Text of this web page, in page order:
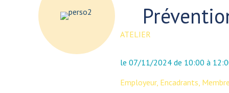
ATELIER
le 07/11/2024 de 10:00 à
Employeur, Encadrants,